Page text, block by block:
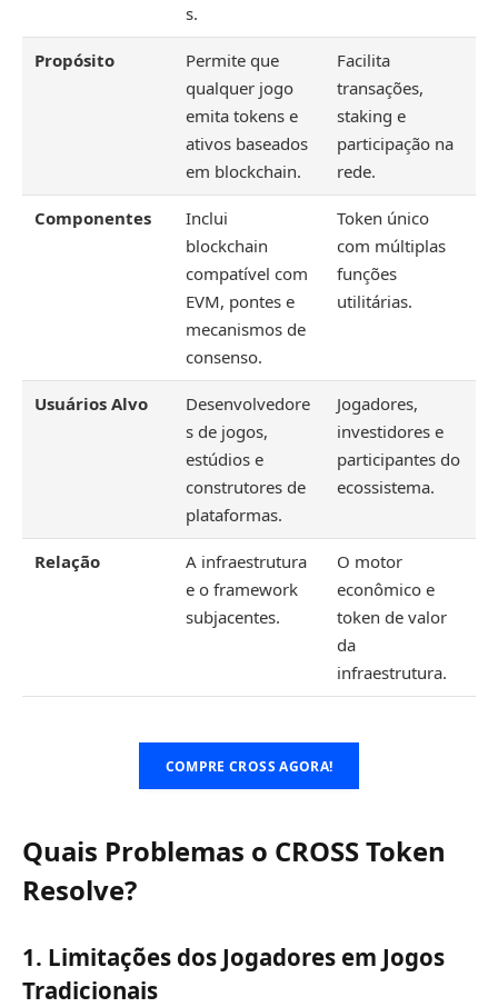
s.
Propósito
Permite que
qualquer jogo
emita tokens e
ativos baseados
em blockchain.
Facilita
transações,
staking e
participação na
rede.
Componentes
Inclui
blockchain
compatível com
EVM, pontes e
mecanismos de
consenso.
Token único
com múltiplas
funções
utilitárias.
Usuários Alvo
Desenvolvedore
s de jogos,
estúdios e
construtores de
plataformas.
Jogadores,
investidores e
participantes do
ecossistema.
Relação
A infraestrutura
e o framework
subjacentes.
O motor
econômico e
token de valor
da
infraestrutura.
COMPRE CROSS AGORA!
Quais Problemas o CROSS Token
Resolve?
1. Limitações dos Jogadores em Jogos
Tradicionais